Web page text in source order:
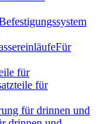
Für
für
für
für drinnen und